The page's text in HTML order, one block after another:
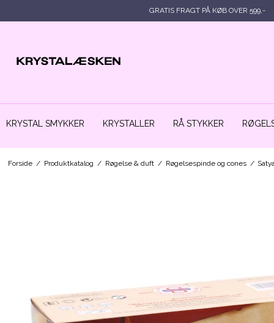
GRATIS FRAGT PÅ KØB OVER 599,-
KRYSTAL SMYKKER KRYSTALLER RÅ STYKKER
Forside / Produktkatalog / Røgelse & duft / Røgelsespinde og cones /